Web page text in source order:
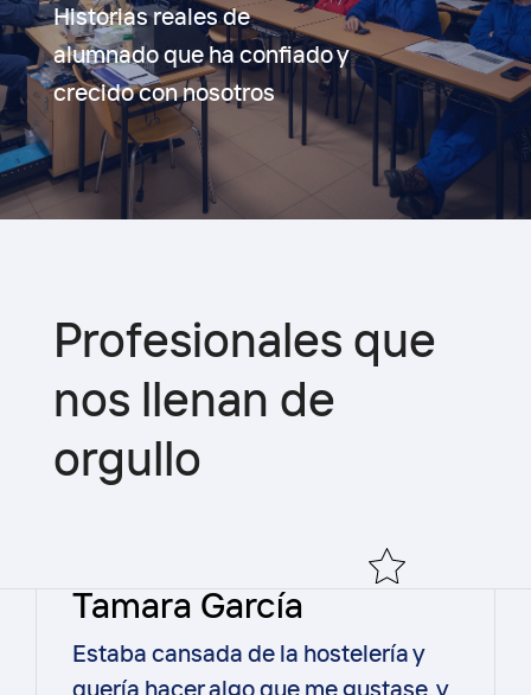
Historias reales de
alumnado que ha confiado y
crecido con nosotros
Profesionales que
nos llenan de
orgullo
Tamara García
Estaba cansada de la hostelería y
quería hacer algo que me gustase, y